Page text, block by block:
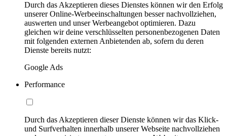
Durch das Akzeptieren dieses Dienstes können wir den Erfolg
unserer Online-Werbeeinschaltungen besser nachvollziehen,
auswerten und unser Werbeangebot optimieren. Dazu
gleichen wir deine verschlüsselten personenbezogenen Daten
mit folgenden externen Anbietenden ab, sofern du deren
Dienste bereits nutzt:
Google Ads
Performance
Durch das Akzeptieren dieser Dienste können wir das Klick-
und Surfverhalten innerhalb unserer Webseite nachvollziehen